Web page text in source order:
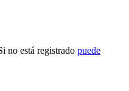
no está registrado puede